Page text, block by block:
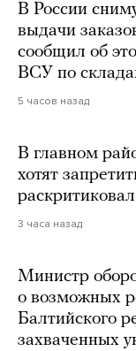
В России
выдачи
сообщил об
ВСУ по
5 часов назад
В главном
хотят
3 часа назад
Министр
о возможных
Балтийского
захваченных